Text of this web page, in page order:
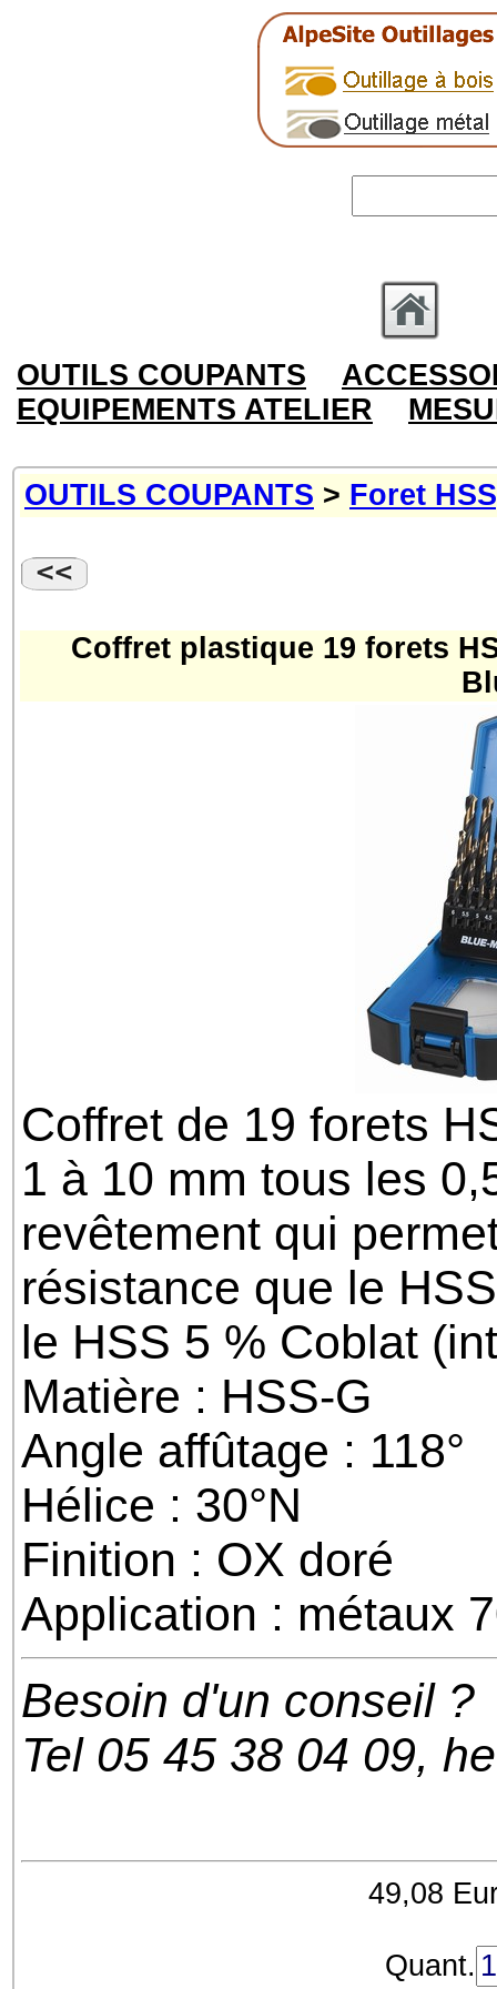
OUTILS COUPANTS
EQUIPEMENTS ATELIER
OUTILS COUPANTS > Foret
Coffret plastique 19 forets
Coffret de 19 forets
1 à 10 mm tous les
revêtement qui
résistance que le
le HSS 5 % Coblat
Matière : HSS-G
Angle affûtage : 118°
Hélice : 30°N
Finition : OX doré
Application : métaux
Besoin d'un conseil ?
Tel 05 45 38 04 09,
49,08
Quant.